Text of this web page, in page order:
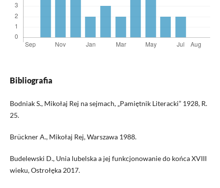
Bibliografia
Bodniak S., Mikołaj Rej na sejmach, „Pamiętnik Literacki” 1928, R.
25.
Brückner A., Mikołaj Rej, Warszawa 1988.
Budelewski D., Unia lubelska a jej funkcjonowanie do końca XVIII
wieku, Ostrołęka 2017.